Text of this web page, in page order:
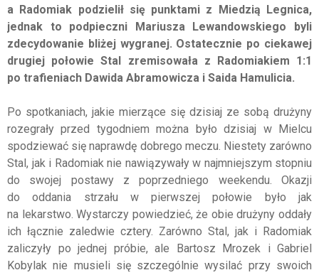
a Radomiak podzielił się punktami z Miedzią Legnica,
jednak to podpieczni Mariusza Lewandowskiego byli
zdecydowanie bliżej wygranej. Ostatecznie po ciekawej
drugiej połowie Stal zremisowała z Radomiakiem 1:1
po trafieniach Dawida Abramowicza i Saida Hamulicia.
Po spotkaniach, jakie mierzące się dzisiaj ze sobą drużyny
rozegrały przed tygodniem można było dzisiaj w Mielcu
spodziewać się naprawdę dobrego meczu. Niestety zarówno
Stal, jak i Radomiak nie nawiązywały w najmniejszym stopniu
do swojej postawy z poprzedniego weekendu. Okazji
do oddania strzału w pierwszej połowie było jak
na lekarstwo. Wystarczy powiedzieć, że obie drużyny oddały
ich łącznie zaledwie cztery. Zarówno Stal, jak i Radomiak
zaliczyły po jednej próbie, ale Bartosz Mrozek i Gabriel
Kobylak nie musieli się szczególnie wysilać przy swoich